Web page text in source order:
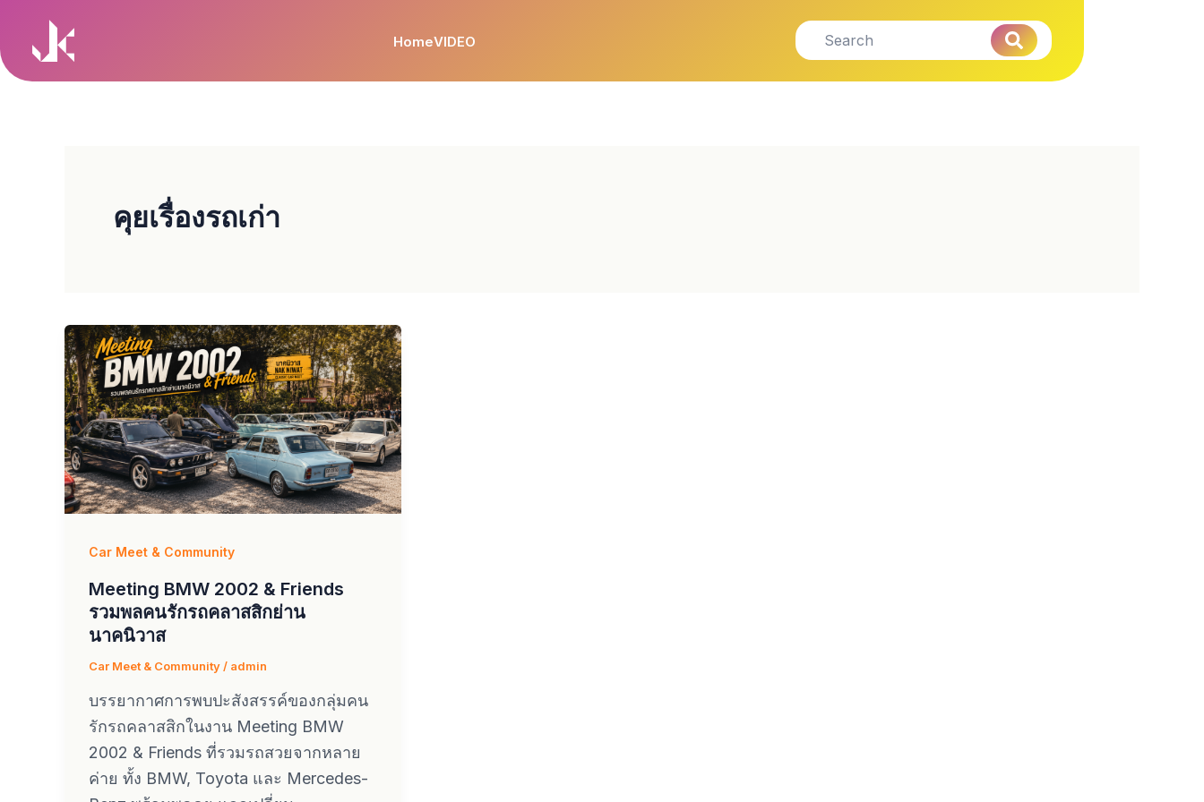
content
HomeVIDEO
คุยเรื่องรถเก่า
Car Meet & Community
Meeting BMW 2002 & Friends
รวมพลคนรักรถคลาสสิกย่าน
นาคนิวาส
Car Meet & Community / admin
บรรยากาศการพบปะสังสรรค์ของกลุ่มคน
รักรถคลาสสิกในงาน Meeting BMW
2002 & Friends ที่รวมรถสวยจากหลาย
ค่าย ทั้ง BMW, Toyota และ Mercedes-